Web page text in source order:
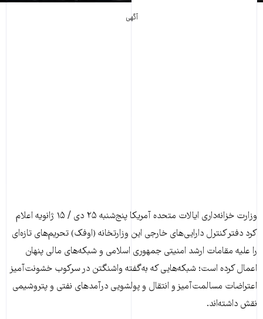
آگهی
وزارت خزانه‌داری ایالات متحده آمریکا پنج‌شنبه ۲۵ دی / ۱۵ ژانویه اعلام
کرد دفتر کنترل دارایی‌های خارجی این وزارتخانه (اوفک) تحریم‌های تازه‌ای
را علیه مقامات ارشد امنیتی جمهوری اسلامی و شبکه‌های مالی پنهان
اعمال کرده است؛ شبکه‌هایی که به‌گفته واشنگتن در سرکوب خشونت‌آمیز
اعتراضات مسالمت‌آمیز و انتقال و پولشویی درآمدهای نفتی و پتروشیمی
نقش داشته‌اند.